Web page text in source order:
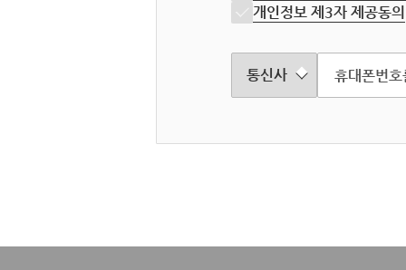
개인정보 제3자 제공동의